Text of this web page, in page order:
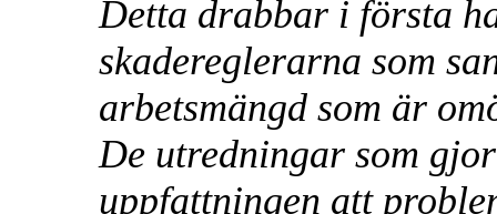
Detta drabbar i första
skadereglerarna som
arbetsmängd som är
De utredningar som
uppfattningen att